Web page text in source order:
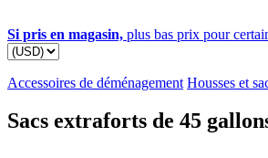
Si pris en magasin, plus bas prix pour
Accessoires de déménagement Housses et
Sacs extraforts de 45